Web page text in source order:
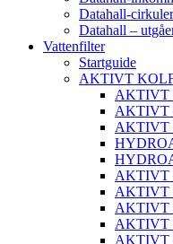
Datahall-
Datahall –
Vattenfilter
Startguide
AKTIVT
AKTIVT
AKTIVT
AKTIVT
AKTIVT
AKTIVT
AKTIVT
AKTIVT
AKTIVT